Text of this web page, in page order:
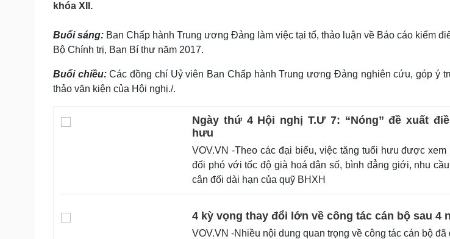
Pháp luật
Tin nóng
Tư vấn luật
Việt Nam
Phân tích
Lịch thi đấu bóng đá
Hậu trường
Xe máy
Cây thuốc
Blog
Tình yêu - Gia đình
Văn học
Di sản
Thời
Cải chính
khóa XII.
Buổi sáng: Ban Chấp hành Trung ương Đảng làm việc tại tổ, thảo luận về Báo cáo kiểm
Bộ Chính trị, Ban Bí thư năm 2017.
Buổi chiều:Các đồng chí Uỷ viên Ban Chấp hành Trung ương Đảng nghiên cứu, góp ý
thảo văn kiện của Hội nghị./.
Ngày thứ 4 Hội nghị T.Ư 7: “Nóng” đề xuất
hưu
VOV.VN -Theo các đại biểu, việc tăng tuổi hưu được
đối phó với tốc độ già hoá dân số, bình đẳng giới, nhu
cân đối dài hạn của quỹ BHXH
4 kỳ vọng thay đổi lớn về công tác cán bộ sau 4
VOV.VN -Nhiều nội dung quan trọng về công tác cán bộ